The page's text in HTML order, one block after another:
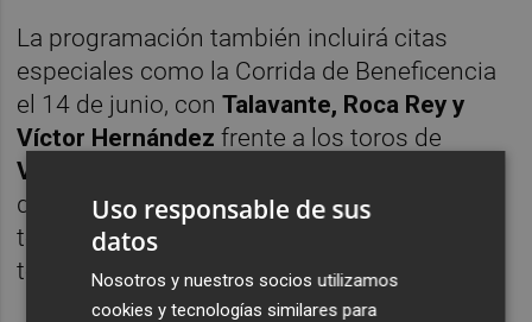
La programación también incluirá citas
especiales como la Corrida de Beneficencia
el 14 de junio, conTalavante, Roca Rey y
Víctor Hernándezfrente a los toros de
Victoriano del Río
de
Borja Jiménezel 7 de junio ante seis
toros en la corrida in memoriam dedicada al
torero Ignacio Sánchez Mejías.
Uso responsable de sus
datos
Nosotros y nuestros socios utilizamos
cookies y tecnologías similares para